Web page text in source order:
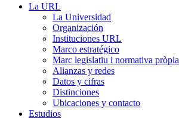
La URL
La Universidad
Organización
Instituciones URL
Marco estratégico
Marc legislatiu i normativa pròpia
Alianzas y redes
Datos y cifras
Distinciones
Ubicaciones y contacto
Estudios